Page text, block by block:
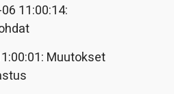
11:00:14:
Muutokset